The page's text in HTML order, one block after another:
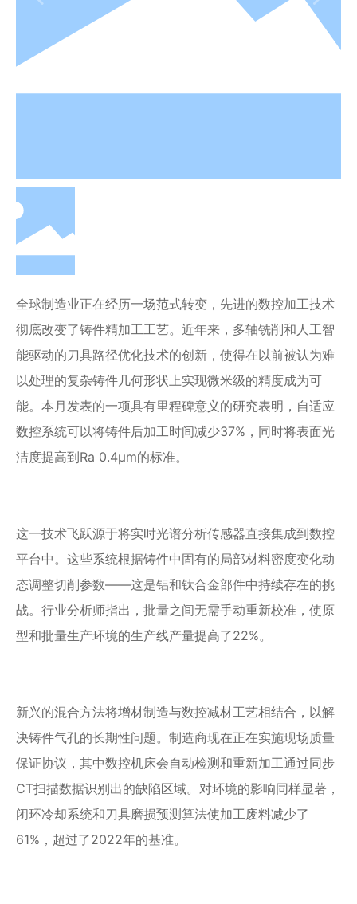
全球制造业正在经历一场范式转变，先进的数控加工技术
彻底改变了铸件精加工工艺。近年来，多轴铣削和人工智
能驱动的刀具路径优化技术的创新，使得在以前被认为难
以处理的复杂铸件几何形状上实现微米级的精度成为可
能。本月发表的一项具有里程碑意义的研究表明，自适应
数控系统可以将铸件后加工时间减少37%，同时将表面光
洁度提高到Ra 0.4μm的标准。
这一技术飞跃源于将实时光谱分析传感器直接集成到数控
平台中。这些系统根据铸件中固有的局部材料密度变化动
态调整切削参数——这是铝和钛合金部件中持续存在的挑
战。行业分析师指出，批量之间无需手动重新校准，使原
型和批量生产环境的生产线产量提高了22%。
新兴的混合方法将增材制造与数控减材工艺相结合，以解
决铸件气孔的长期性问题。制造商现在正在实施现场质量
保证协议，其中数控机床会自动检测和重新加工通过同步
CT扫描数据识别出的缺陷区域。对环境的影响同样显著，
闭环冷却系统和刀具磨损预测算法使加工废料减少了
61%，超过了2022年的基准。